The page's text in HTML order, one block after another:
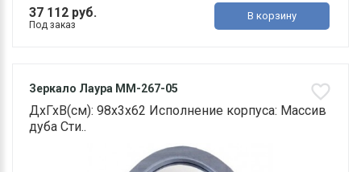
37 112 руб.
Под заказ
В корзину
Зеркало Лаура ММ-267-05
ДхГхВ(см): 98х3х62 Исполнение корпуса: Массив
дуба Сти..